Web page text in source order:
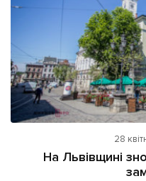
28
На Львівщині